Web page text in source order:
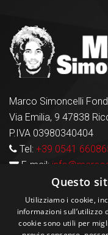
Marco Simoncelli
Via Emilia, 9 47838
P.IVA 03980340404
Tel: +39 0541
E-mail:
Questo
Utilizziamo i cookie,
informazioni sull’utilizzo
cookie sono utili per